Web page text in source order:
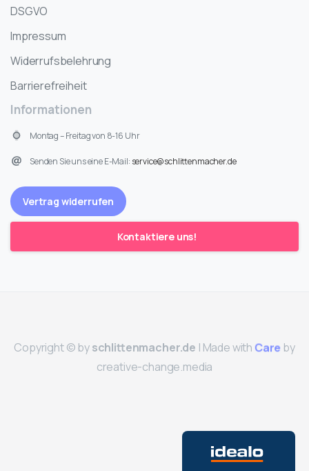
DSGVO
Impressum
Widerrufsbelehrung
Barrierefreiheit
Informationen
Montag – Freitag von 8-16 Uhr
Senden Sie uns eine E-Mail: service@schlittenmacher.de
Vertrag widerrufen
Kontaktiere uns!
Copyright © byschlittenmacher.de | Made withCare by
creative-change.media